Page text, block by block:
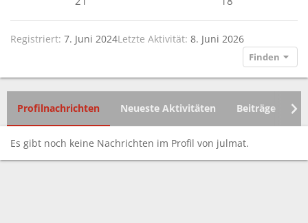
Registriert 7. Juni 2024Letzte Aktivität 8. Juni 2026
Finden
Profilnachrichten Neueste Aktivitäten Beiträge
Es gibt noch keine Nachrichten im Profil von julmat.